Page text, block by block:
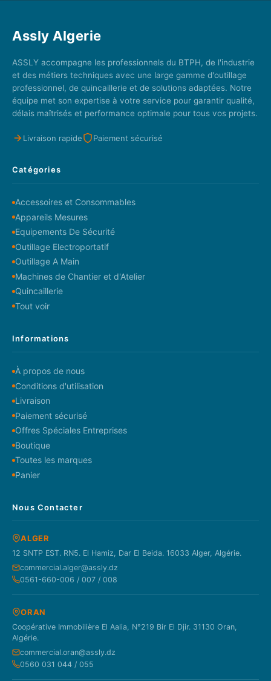
Assly Algerie
ASSLY accompagne les professionnels du BTPH, de l'industrie
et des métiers techniques avec une large gamme d'outillage
professionnel, de quincaillerie et de solutions adaptées. Notre
équipe met son expertise à votre service pour garantir qualité,
délais maîtrisés et performance optimale pour tous vos projets.
Livraison rapide Paiement sécurisé
Catégories
Accessoires et Consommables
Appareils Mesures
Equipements De Sécurité
Outillage Electroportatif
Outillage A Main
Machines de Chantier et d'Atelier
Quincaillerie
Tout voir
Informations
À propos de nous
Conditions d'utilisation
Livraison
Paiement sécurisé
Offres Spéciales Entreprises
Boutique
Toutes les marques
Panier
Nous Contacter
ALGER
12 SNTP EST. RN5. El Hamiz, Dar El Beida. 16033 Alger, Algérie.
commercial.alger@assly.dz
0561-660-006 / 007 / 008
ORAN
Coopérative Immobilière El Aalia, N°219 Bir El Djir. 31130 Oran,
Algérie.
commercial.oran@assly.dz
0560 031 044 / 055